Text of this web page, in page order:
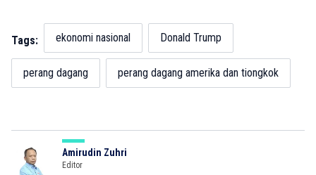
Tags: ekonomi nasional Donald Trump
perang dagang perang dagang amerika dan tiongkok
Amirudin Zuhri
Editor